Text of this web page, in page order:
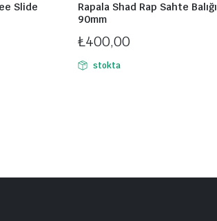
Slide
Rapala Shad Rap Sahte Balığı
90mm
₺400,00
stokta